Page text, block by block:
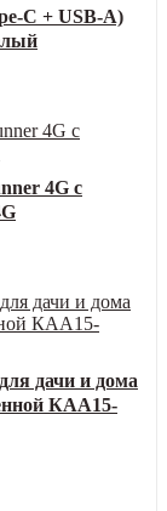
+ USB‑A)
4G с
дачи и дома
КАА15-